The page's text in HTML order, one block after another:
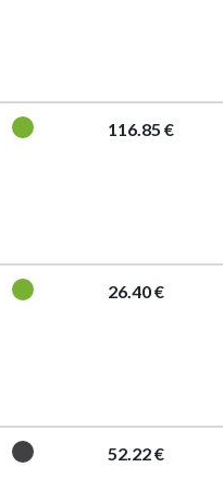
116.85 €
26.40 €
52.22 €